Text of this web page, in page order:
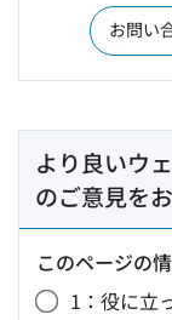
お問い
より良いウ
のご意見を
このページの
1：役に立